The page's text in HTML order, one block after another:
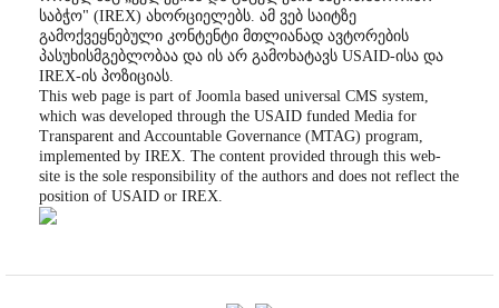
საბჭო" (IREX) ახორციელებს. ამ ვებ საიტზე
გამოქვეყნებული კონტენტი მთლიანად ავტორების
პასუხისმგებლობაა და ის არ გამოხატავს USAID-ისა და
IREX-ის პოზიციას.
This web page is part of Joomla based universal CMS system,
which was developed through the USAID funded Media for
Transparent and Accountable Governance (MTAG) program,
implemented by IREX. The content provided through this web-
site is the sole responsibility of the authors and does not reflect the
position of USAID or IREX.